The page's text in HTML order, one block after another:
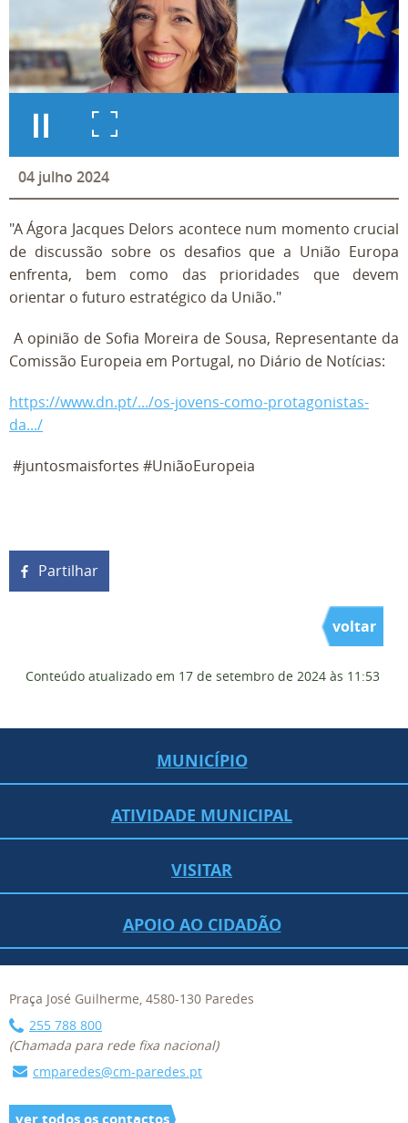
04 julho 2024
"A Ágora Jacques Delors acontece num momento crucial
de discussão sobre os desafios que a União Europa
enfrenta, bem como das prioridades que devem
orientar o futuro estratégico da União."
A opinião de Sofia Moreira de Sousa, Representante da
Comissão Europeia em Portugal, no Diário de Notícias:
https://www.dn.pt/.../os-jovens-como-protagonistas-
da.../
#juntosmaisfortes #UniãoEuropeia
Partilhar
voltar
Conteúdo atualizado em 17 de setembro de 2024 às 11:53
MUNICÍPIO
ATIVIDADE MUNICIPAL
VISITAR
APOIO AO CIDADÃO
Praça José Guilherme, 4580-130 Paredes
255 788 800
(Chamada para rede fixa nacional)
cmparedes@cm-paredes.pt